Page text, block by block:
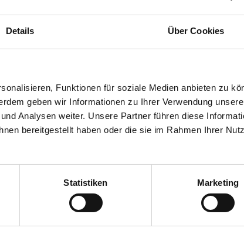
Details Über Cookies
Funktionen für soziale Medien anbieten zu
geben wir Informationen zu Ihrer Verwendung
Analysen weiter. Unsere Partner führen diese
bereitgestellt haben oder die sie im Rahmen Ihrer
Statistiken Marketing
oder stellen
Rufen Sie uns
+ 49 (0)
Unsere
Persönliche
Sofortige
von 24H
Persönlicher
Keine